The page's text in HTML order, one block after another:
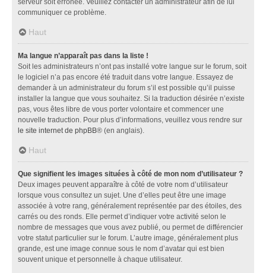
serveur soit erronée. Veuillez contacter un administrateur afin de lui
communiquer ce problème.
Haut
Ma langue n’apparaît pas dans la liste !
Soit les administrateurs n’ont pas installé votre langue sur le forum, soit
le logiciel n’a pas encore été traduit dans votre langue. Essayez de
demander à un administrateur du forum s’il est possible qu’il puisse
installer la langue que vous souhaitez. Si la traduction désirée n’existe
pas, vous êtes libre de vous porter volontaire et commencer une
nouvelle traduction. Pour plus d’informations, veuillez vous rendre sur
le site internet de phpBB® (en anglais).
Haut
Que signifient les images situées à côté de mon nom d’utilisateur ?
Deux images peuvent apparaître à côté de votre nom d’utilisateur
lorsque vous consultez un sujet. Une d’elles peut être une image
associée à votre rang, généralement représentée par des étoiles, des
carrés ou des ronds. Elle permet d’indiquer votre activité selon le
nombre de messages que vous avez publié, ou permet de différencier
votre statut particulier sur le forum. L’autre image, généralement plus
grande, est une image connue sous le nom d’avatar qui est bien
souvent unique et personnelle à chaque utilisateur.